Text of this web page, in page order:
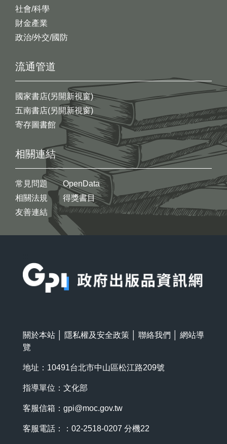
社會/科學
財金產業
政治/外交/國防
流通管道
國家書店(另開新視窗)
五南書店(另開新視窗)
寄存圖書館
相關連結
常見問題
相關法規
友善連結
OpenData
得獎書目
關於本站 隱私權及安全政策 聯絡我們
網站導
覽
地址：10491台北市中山區松江路209號
指導單位：文化部
客服信箱： gpi@moc.gov.tw
客服電話：：02-2518-0207 分機22